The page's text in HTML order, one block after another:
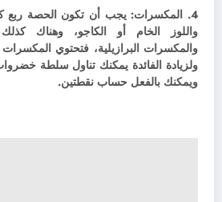
4. المكسرات: يجب أن تكون الحصة
واللوز الخام أو الكاجو، وهناك
والمكسرات البرازيلية، فتحتوي
ولزيادة الفائدة يمكنك تناول سلطة
ويمكنك بالفعل حساب نقطتين.